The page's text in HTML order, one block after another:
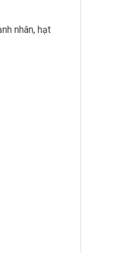
nhân, hạt